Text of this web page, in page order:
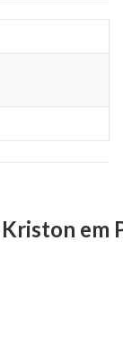
Kriston